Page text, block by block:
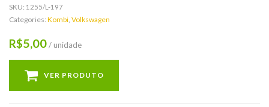
SKU: 1255/L-197
Categories: Kombi, Volkswagen
R$5,00/ unidade
VER PRODUTO